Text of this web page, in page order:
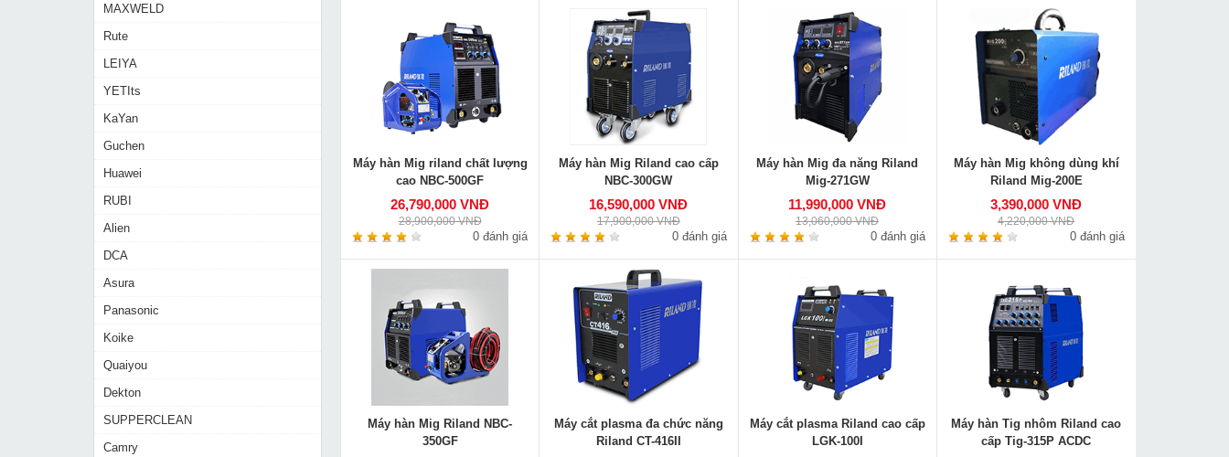
Máy hàn Mig riland chất lượng
cao NBC-500GF
26,790,000 VNĐ
28,900,000 VNĐ
0 đánh giá
Máy hàn Mig Riland cao cấp
NBC-300GW
16,590,000 VNĐ
17,900,000 VNĐ
0 đánh giá
Máy hàn Mig đa năng Riland
Mig-271GW
11,990,000 VNĐ
13,060,000 VNĐ
0 đánh giá
Máy hàn Mig không dùng khí
Riland Mig-200E
3,390,000 VNĐ
4,220,000 VNĐ
0 đánh giá
Máy hàn Mig Riland NBC-
350GF
Máy cắt plasma đa chức năng
Riland CT-416II
Máy cắt plasma Riland cao cấp
LGK-100I
Máy hàn Tig nhôm Riland cao
cấp Tig-315P ACDC
MAXWELD
Rute
LEIYA
YETIts
KaYan
Guchen
Huawei
RUBI
Alien
DCA
Asura
Panasonic
Koike
Quaiyou
Dekton
SUPPERCLEAN
Camry